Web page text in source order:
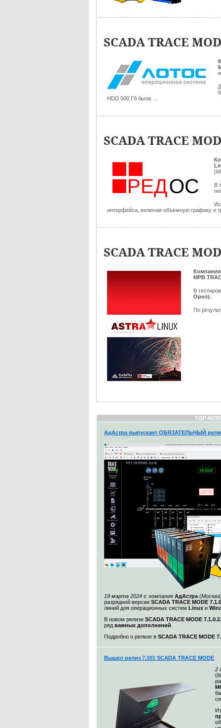
SCADA TRACE
HDD 500 Гб была ...
SCADA TRACE
В
интерфейса, включая объемную графику и
SCADA TRACE
Компания
МРВ
В
Орел).
По
TOP
АдАстра выпускает ОБЯЗАТЕЛЬНЫЙ релиз
19 марта 2024 г. компания АдАстра (Москва
разрядной версии SCADA TRACE MODE
линий для операционных систем Linux и
В новом релизе SCADA TRACE MODE 7.1.0.2.
ряд важных дополнений
Подробно о релизе в SCADA TRACE MODE
Вышел релиз 7.101 SCADA TRACE MODE
2
(